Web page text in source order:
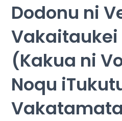
Dodonu ni
Vakaitaukei
(Kakua ni
Noqu